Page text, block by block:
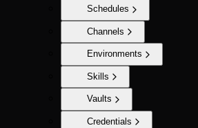
Schedules
Channels
Environments
Skills
Vaults
Credentials